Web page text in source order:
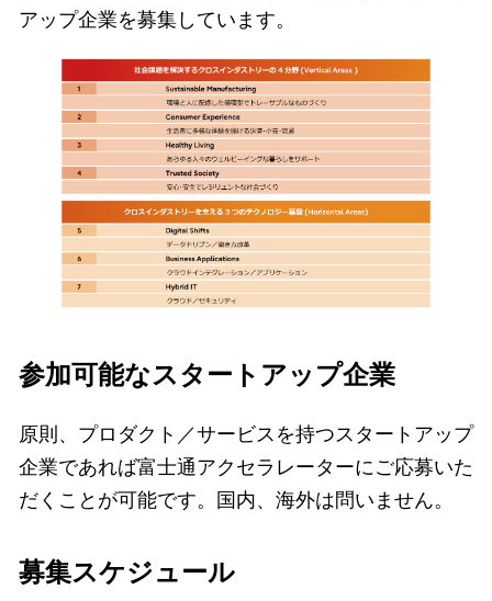
アップ企業を募集しています。
参加可能なスタートアップ企業
原則、プロダクト／サービスを持つスタートアップ
企業であれば富士通アクセラレーターにご応募いた
だくことが可能です。国内、海外は問いません。
募集スケジュール